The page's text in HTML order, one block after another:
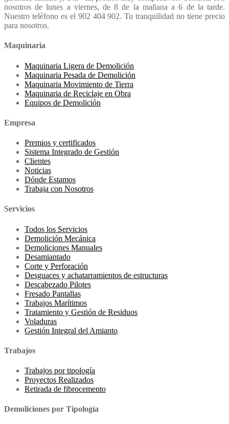
nosotros de lunes a viernes, de 8 de la mañana a 6 de la tarde.
Nuestro teléfono es el 902 404 902. Tu tranquilidad no tiene precio
para nosotros.
Maquinaria
Maquinaria Ligera de Demolición
Maquinaria Pesada de Demolición
Maquinaria Movimiento de Tierra
Maquinaria de Reciclaje en Obra
Equipos de Demolición
Empresa
Premios y certificados
Sistema Integrado de Gestión
Clientes
Noticias
Dónde Estamos
Trabaja con Nosotros
Servicios
Todos los Servicios
Demolición Mecánica
Demoliciones Manuales
Desamiantado
Corte y Perforación
Desguaces y achatarramientos de estructuras
Descabezado Pilotes
Fresado Pantallas
Trabajos Marítimos
Tratamiento y Gestión de Residuos
Voladuras
Gestión Integral del Amianto
Trabajos
Trabajos por tipología
Proyectos Realizados
Retirada de fibrocemento
Demoliciones por Tipología